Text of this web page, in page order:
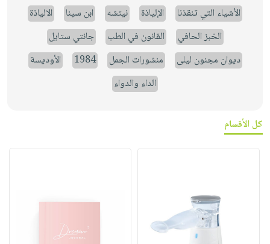
الأشياء التي تنقذنا
الإلياذة نيتشه ابن سينا
الالياذة
الخبز الحافي
القانون في الطب
جانتي ستايل
ديوان مجنون ليلى
منشورات الجمل 1984
الأوديسة
الداء والدواء
كل الأقسام